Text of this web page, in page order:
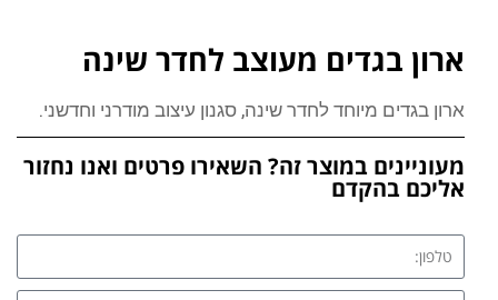
ארון בגדים מעוצב לחדר שינה
ארון בגדים מיוחד לחדר שינה, סגנון עיצוב מודרני וחדשני.
מעוניינים במוצר זה? השאירו פרטים ואנו נחזור
אליכם בהקדם